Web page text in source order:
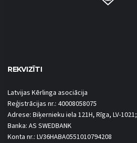
REKVIZĪTI
Latvijas Kērlinga asociācija
Reģistrācijas nr.: 40008058075
Adrese: Biķernieku iela 121H, Rīga, LV-1021;
Banka: AS SWEDBANK
Konta nr.: LV36HABA0551010794208